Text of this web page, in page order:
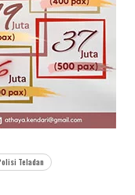
Teladan